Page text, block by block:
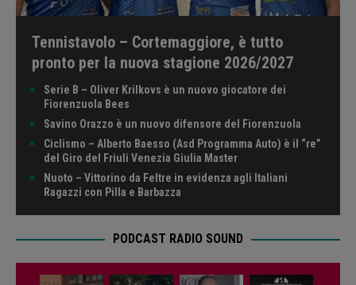
Tennistavolo – Cortemaggiore, è tutto
pronto per la nuova stagione 2026/2027
Serie B – Oliver Krilkovs è un nuovo giocatore dei
Fiorenzuola Bees
Savino Orazzo è un nuovo difensore del Fiorenzuola
Ciclismo – Alberto Baesso (Asd Programma Auto) è il “re”
del Giro del Friuli Venezia Giulia Master
Nuoto – Vittorino da Feltre in evidenza agli Italiani
Ragazzi con Pilla e Barbazza
PODCAST RADIO SOUND